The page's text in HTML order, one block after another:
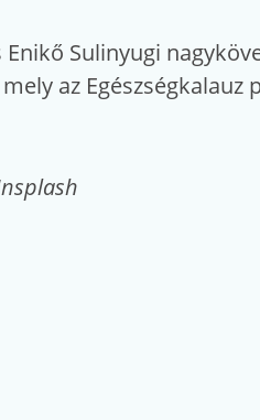
Enikő Sulinyugi
mely az